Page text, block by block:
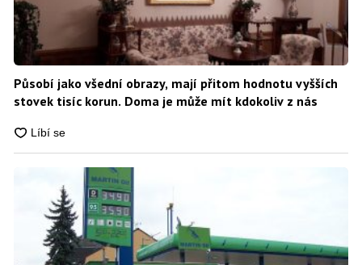
Působí jako všední obrazy, mají přitom hodnotu vyšších
stovek tisíc korun. Doma je může mít kdokoliv z nás